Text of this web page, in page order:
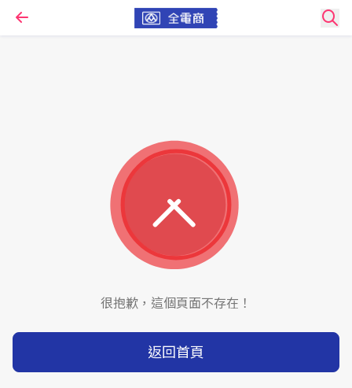
很抱歉，這個頁面不存在！
返回首頁